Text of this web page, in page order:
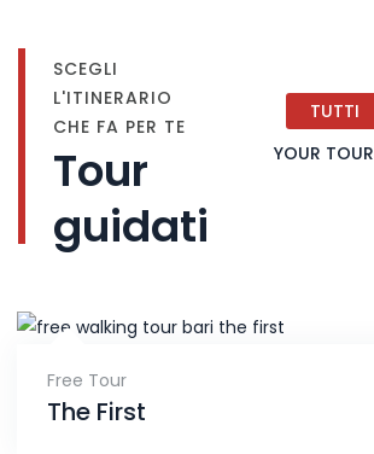
SCEGLI
L'ITINERARIO
CHE FA PER TE
Tour
guidati
TUTTI
YOUR TOUR
Free Tour
The First